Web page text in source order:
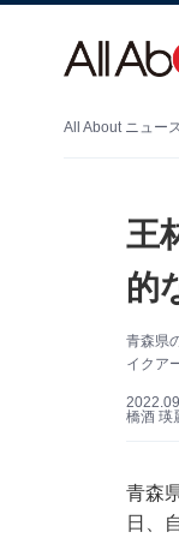
All About ニュー
王
的
青森県
イクア
橋酒 瑛
青森
日、